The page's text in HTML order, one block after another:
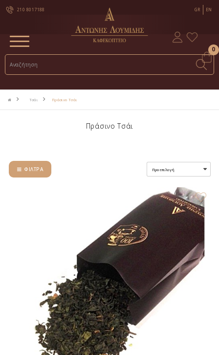
210 8017188 GR EN
0
Τσάι Πράσινο Τσάι
Πράσινο Τσάι
ΦΊΛΤΡΑ